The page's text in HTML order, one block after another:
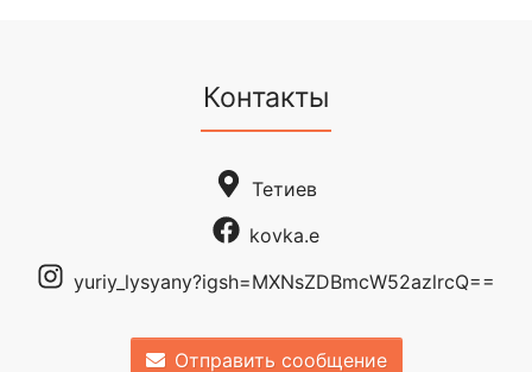
Контакты
Тетиев
kovka.e
yuriy_lysyany?igsh=MXNsZDBmcW52azlrcQ==
Отправить сообщение